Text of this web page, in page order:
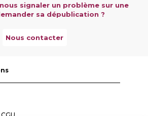
signaler un problème sur une
sa dépublication ?
Nous contacter